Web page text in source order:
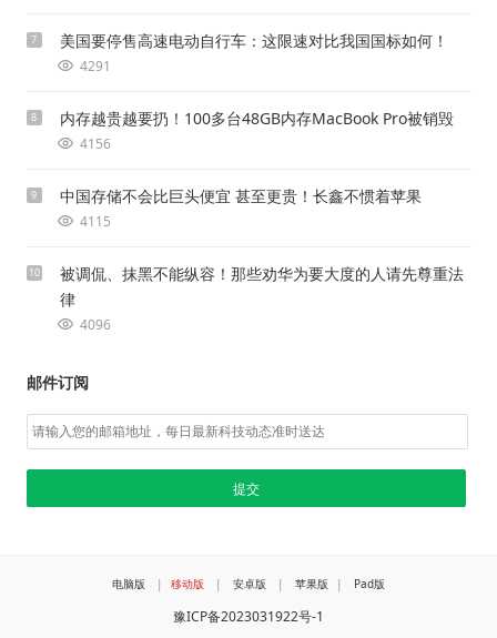
7 美国要停售高速电动自行车：这限速对比我国国标如何！
4291
8 内存越贵越要扔！100多台48GB内存MacBook Pro被销毁
4156
9 中国存储不会比巨头便宜 甚至更贵！长鑫不惯着苹果
4115
10
被调侃、抹黑不能纵容！那些劝华为要大度的人请先尊重法
律
4096
邮件订阅
电脑版 | 移动版 | 安卓版 | 苹果版 | Pad版
豫ICP备2023031922号-1